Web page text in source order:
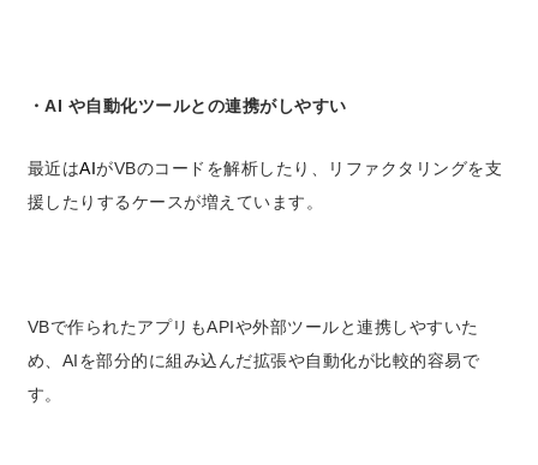
・AI や自動化ツールとの連携がしやすい
最近はAIがVBのコードを解析したり、リファクタリングを支
援したりするケースが増えています。
VBで作られたアプリもAPIや外部ツールと連携しやすいた
め、 AIを部分的に組み込んだ拡張や自動化が比較的容易で
す。